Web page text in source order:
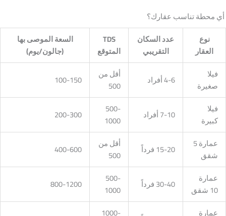
أي محطة تناسب عقارك؟
نوع
العقار
عدد السكان
التقريبي
TDS
المتوقع
السعة الموصى بها
(جالون/يوم)
فيلا
صغيرة
4-6 أفراد
أقل من
500
100-150
فيلا
كبيرة
7-10 أفراد
500-
1000
200-300
عمارة 5
شقق
15-20 فرداً
أقل من
500
400-600
عمارة
10 شقق
30-40 فرداً
500-
1000
800-1200
عمارة 1000-